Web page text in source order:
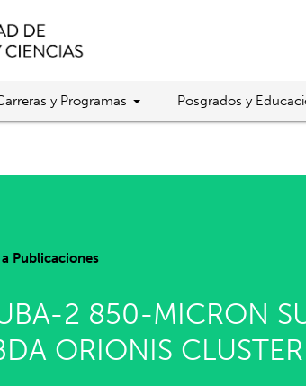
y Programas Posgrados y
Publicaciones
2 850-MICRON
ORIONIS CLUSTER